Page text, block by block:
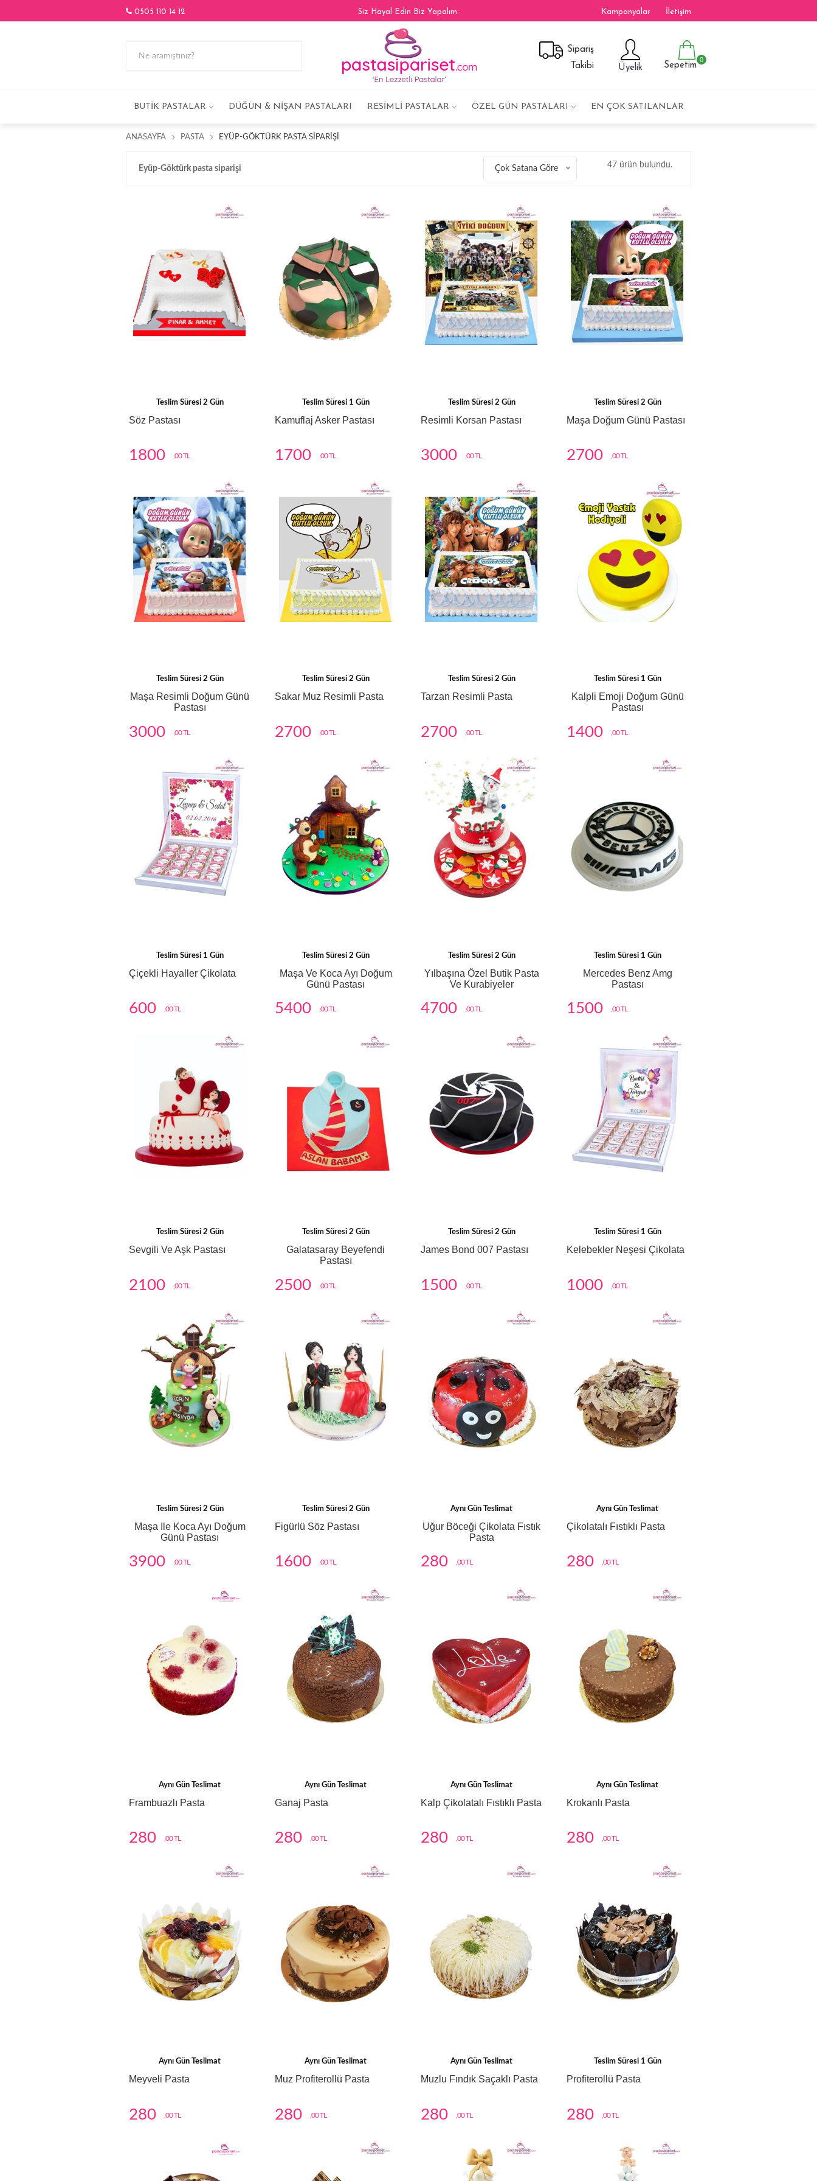
0505 110 14 12 Siz Hayal Edin Biz Yapalım. Kampanyalar İletişim
Sipariş
Takibi
Üyelik Sepetim
0
BUTIK PASTALAR DÜĞÜN & NIŞAN PASTALARI RESIMLI PASTALAR ÖZEL GÜN PASTALARI EN ÇOK SATILANLAR
ANASAYFA PASTA EYÜP-GÖKTÜRK PASTA SIPARIŞI
Eyüp-Göktürk pasta siparişi Çok Satana Göre 47 ürün bulundu.
Teslim Süresi 2 Gün
Söz Pastası
1800 ,00 TL
Teslim Süresi 1 Gün
Kamuflaj Asker Pastası
1700 ,00 TL
Teslim Süresi 2 Gün
Resimli Korsan Pastası
3000 ,00 TL
Teslim Süresi 2 Gün
Maşa Doğum Günü Pastası
2700 ,00 TL
Teslim Süresi 2 Gün
Maşa Resimli Doğum Günü
Pastası
3000 ,00 TL
Teslim Süresi 2 Gün
Sakar Muz Resimli Pasta
2700 ,00 TL
Teslim Süresi 2 Gün
Tarzan Resimli Pasta
2700 ,00 TL
Teslim Süresi 1 Gün
Kalpli Emoji Doğum Günü
Pastası
1400 ,00 TL
Teslim Süresi 1 Gün
Çiçekli Hayaller Çikolata
600 ,00 TL
Teslim Süresi 2 Gün
Maşa Ve Koca Ayı Doğum
Günü Pastası
5400 ,00 TL
Teslim Süresi 2 Gün
Yılbaşına Özel Butik Pasta
Ve Kurabiyeler
4700 ,00 TL
Teslim Süresi 1 Gün
Mercedes Benz Amg
Pastası
1500 ,00 TL
Teslim Süresi 2 Gün
Sevgili Ve Aşk Pastası
2100 ,00 TL
Teslim Süresi 2 Gün
Galatasaray Beyefendi
Pastası
2500 ,00 TL
Teslim Süresi 2 Gün
James Bond 007 Pastası
1500 ,00 TL
Teslim Süresi 1 Gün
Kelebekler Neşesi Çikolata
1000 ,00 TL
Teslim Süresi 2 Gün
Maşa Ile Koca Ayı Doğum
Günü Pastası
3900 ,00 TL
Teslim Süresi 2 Gün
Figürlü Söz Pastası
1600 ,00 TL
Aynı Gün Teslimat
Uğur Böceği Çikolata Fıstık
Pasta
280 ,00 TL
Aynı Gün Teslimat
Çikolatalı Fıstıklı Pasta
280 ,00 TL
Aynı Gün Teslimat
Frambuazlı Pasta
280 ,00 TL
Aynı Gün Teslimat
Ganaj Pasta
280 ,00 TL
Aynı Gün Teslimat
Kalp Çikolatalı Fıstıklı Pasta
280 ,00 TL
Aynı Gün Teslimat
Krokanlı Pasta
280 ,00 TL
Aynı Gün Teslimat
Meyveli Pasta
280 ,00 TL
Aynı Gün Teslimat
Muz Profiterollü Pasta
280 ,00 TL
Aynı Gün Teslimat
Muzlu Fındık Saçaklı Pasta
280 ,00 TL
Teslim Süresi 1 Gün
Profiterollü Pasta
280 ,00 TL